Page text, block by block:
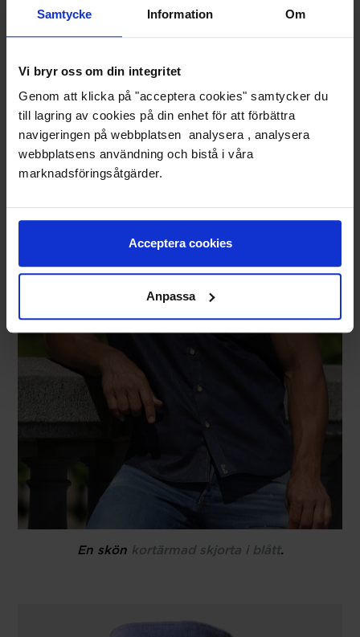
Samtycke Information Om
Vi bryr oss om din integritet
Genom att klicka på "acceptera cookies" samtycker du
till lagring av cookies på din enhet för att förbättra
navigeringen på webbplatsen analysera , analysera
webbplatsens användning och bistå i våra
marknadsföringsåtgärder.
Acceptera cookies
Anpassa
Vit linneskjorta med kortärm.
En skön kortärmad skjorta i blått.